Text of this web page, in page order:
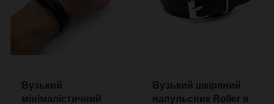
Вузький
мінімалістичний
Вузький шкіряний
напульсник Roller в